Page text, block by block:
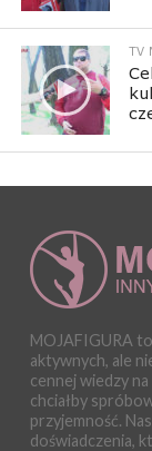
TV
MOJAFIGURA
aktywnych, ale
cennej wiedzy
chciałby
przyjemność.
doświadczenia,